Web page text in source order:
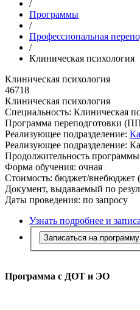
/
Программы
/
Профессиональная
/
Клиническая психология
Клиническая психология
46718
Клиническая психология
Специальность: Клиническая
Программа переподготовки
Реализующее подразделение:
Реализующее подразделение:
Продолжительность программы
Форма обучения: очная
Стоимость: бюджет/внебюджет
Документ, выдаваемый по
Даты проведения: по запросу
Узнать подробнее и
Записаться на программу
Программа с ДОТ и ЭО